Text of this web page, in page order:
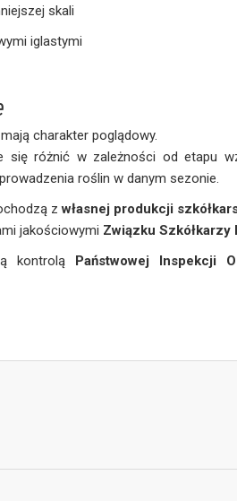
skali
iglastymi
charakter poglądowy.
się różnić w zależności od etapu
roślin w danym sezonie.
zwłasnej produkcji
jakościowymi Związku Szkółkarzy
kontrolą Państwowej Inspekcji